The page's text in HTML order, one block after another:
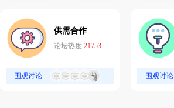
供需合作
论坛热度 21753
围观讨论 围观讨论